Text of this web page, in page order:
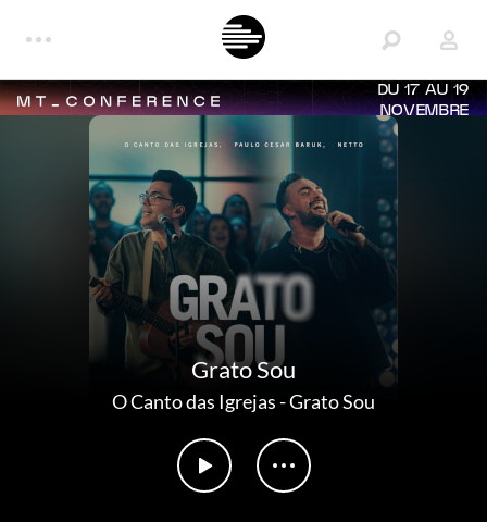
DU 17 AU 19
NOVEMBRE
Grato Sou
O Canto das Igrejas-Grato Sou